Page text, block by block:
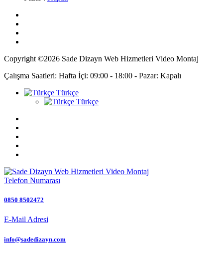
Copyright ©2026 Sade Dizayn Web Hizmetleri Video Montaj
Çalışma Saatleri: Hafta İçi: 09:00 - 18:00 - Pazar: Kapalı
Türkçe
Türkçe
Telefon Numarası
0850 8502472
E-Mail Adresi
info@sadedizayn.com